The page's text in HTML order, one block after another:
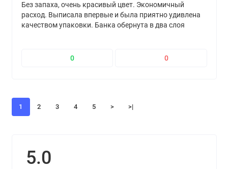
Без запаха, очень красивый цвет. Экономичный
расход. Выписала впервые и была приятно удивлена
качеством упаковки. Банка обернута в два слоя
"осторожно, хрупкое". Спасибо продавцу
0 0
1 2 3 4 5 > >|
5.0